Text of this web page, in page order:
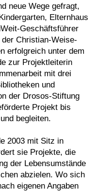
neue Wege gefragt,
Elternhaus
Geschäftsführer
Christian-Weise-
erfolgreich unter dem
zur Projektleiterin
mit drei
und
der Drosos-Stiftung
Projekt bis
begleiten.
2003 mit Sitz in
sie Projekte, die
der Lebensumstände
abzielen. Wo sich
eigenen Angaben